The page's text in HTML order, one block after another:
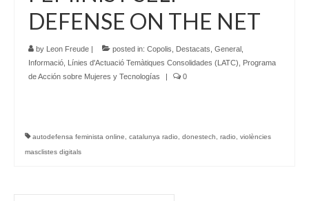
DEFENSE ON THE NET
by Leon Freude | posted in: Copolis Destacats General
Informació Línies d'Actuació Temàtiques Consolidades (LATC)
Programa
de Acción sobre Mujeres y Tecnologías
| 0
autodefensa feminista online catalunya radio donestech radio
violències
masclistes digitals